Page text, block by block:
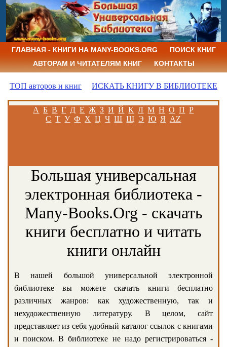
ГЛАВНАЯ - КНИГИ НА MANY-BOOKS.ORG
ПОИСК КНИГ
АВТОРАМ И ЧИТАТЕЛЯМ КНИГ
КОНТАКТЫ
ТОП авторов и книг ИСКАТЬ КНИГУ В БИБЛИОТЕКЕ
А Б В Г Д Е Ж З И Й К Л М Н О П Р
С Т У Ф Х Ц Ч Ш Щ Э Ю Я AZ
Большая универсальная
электронная библиотека -
Many-Books.Org - скачать
книги бесплатно и читать
книги онлайн
В нашей большой универсальной электронной
библиотеке вы можете скачать книги бесплатно
различных жанров: как художественную, так и
нехудожественную литературу. В целом, сайт
представляет из себя удобный каталог ссылок с книгами
и поиском. В библиотеке не надо регистрироваться -